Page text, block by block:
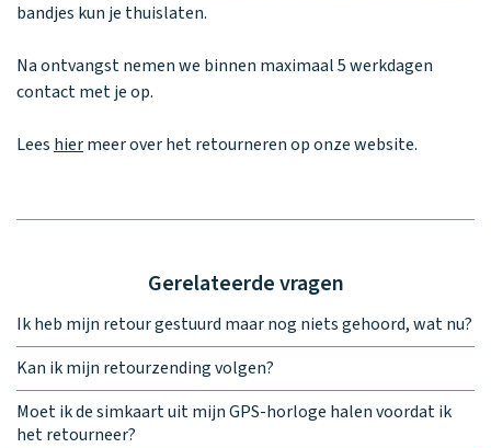
bandjes kun je thuislaten.
Na ontvangst nemen we binnen maximaal 5 werkdagen
contact met je op.
Lees hiermeer over het retourneren op onze website.
Gerelateerde vragen
Ik heb mijn retour gestuurd maar nog niets gehoord, wat nu?
Kan ik mijn retourzending volgen?
Moet ik de simkaart uit mijn GPS-horloge halen voordat ik
het retourneer?